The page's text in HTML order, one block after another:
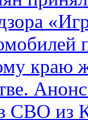
краю
СВО из